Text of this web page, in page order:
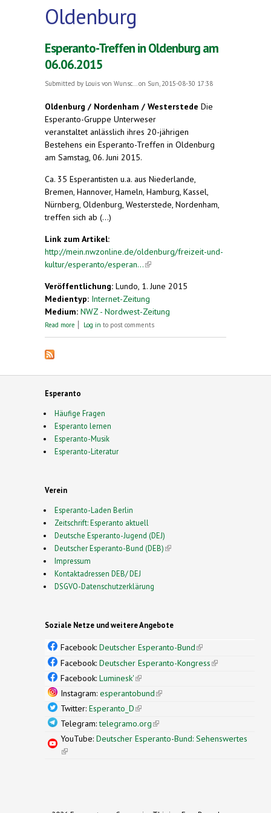
Oldenburg
Esperanto-Treffen in Oldenburg am
06.06.2015
Submitted by Louis von Wunsc... on Sun, 2015-08-30 17:38
Oldenburg / Nordenham / Westerstede Die
Esperanto-Gruppe Unterweser
veranstaltet anlässlich ihres 20-jährigen
Bestehens ein Esperanto-Treffen in Oldenburg
am Samstag, 06. Juni 2015.
Ca. 35 Esperantisten u.a. aus Niederlande,
Bremen, Hannover, Hameln, Hamburg, Kassel,
Nürnberg, Oldenburg, Westerstede, Nordenham,
treffen sich ab (...)
Link zum Artikel:
http://mein.nwzonline.de/oldenburg/freizeit-und-
kultur/esperanto/esperan...(link is external)
Veröffentlichung: Lundo, 1. June 2015
Medientyp: Internet-Zeitung
Medium: NWZ - Nordwest-Zeitung
Read more about Esperanto-Treffen in Oldenburg am
Log in to post comments
Esperanto
Häufige Fragen
Esperanto lernen
Esperanto-Musik
Esperanto-Literatur
Verein
Esperanto-Laden Berlin
Zeitschrift: Esperanto aktuell
Deutsche Esperanto-Jugend (DEJ)
Deutscher Esperanto-Bund (DEB)(link is external)
Impressum
Kontaktadressen DEB/ DEJ
DSGVO-Datenschutzerklärung
Soziale Netze und weitere Angebote
Facebook: Deutscher Esperanto-Bund(link is
external)
Facebook: Deutscher Esperanto-Kongress(link is
Facebook: Luminesk'(link is external)
Instagram: esperantobund(link is external)
Twitter: Esperanto_D(link is external)
Telegram:telegramo.org(link is external)
YouTube: Deutscher Esperanto-Bund: Sehenswertes
(link is external)